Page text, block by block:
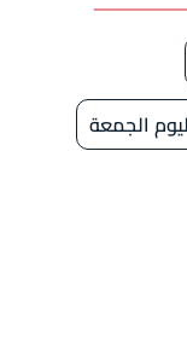
الجمعة